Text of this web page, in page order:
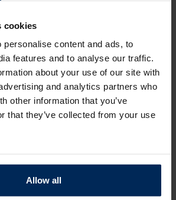
cookies
personalise content and ads, to
features and to analyse our traffic.
about your use of our site with
and analytics partners who
other information that you’ve
that they’ve collected from your use
Allow all
Video
onze nieuwsbrief: